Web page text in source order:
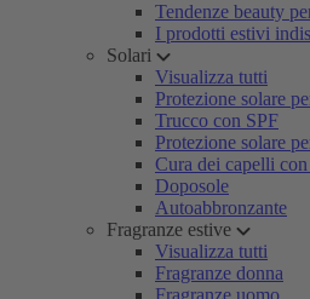
Tendenze beauty
I prodotti estivi
Solari
Visualizza tutti
Protezione solare
Trucco con SPF
Protezione solare
Cura dei capelli
Doposole
Autoabbronzante
Fragranze estive
Visualizza tutti
Fragranze donna
Fragranze uomo